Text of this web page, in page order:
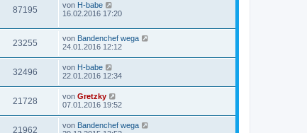
87195 von H-babe
16.02.2016 17:20
23255 von Bandenchef wega
24.01.2016 12:12
32496 von H-babe
22.01.2016 12:34
21728 von Gretzky
07.01.2016 19:52
21962 von Bandenchef wega